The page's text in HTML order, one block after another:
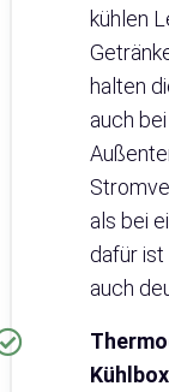
kühlen
halten
auch
als bei
dafür
auch